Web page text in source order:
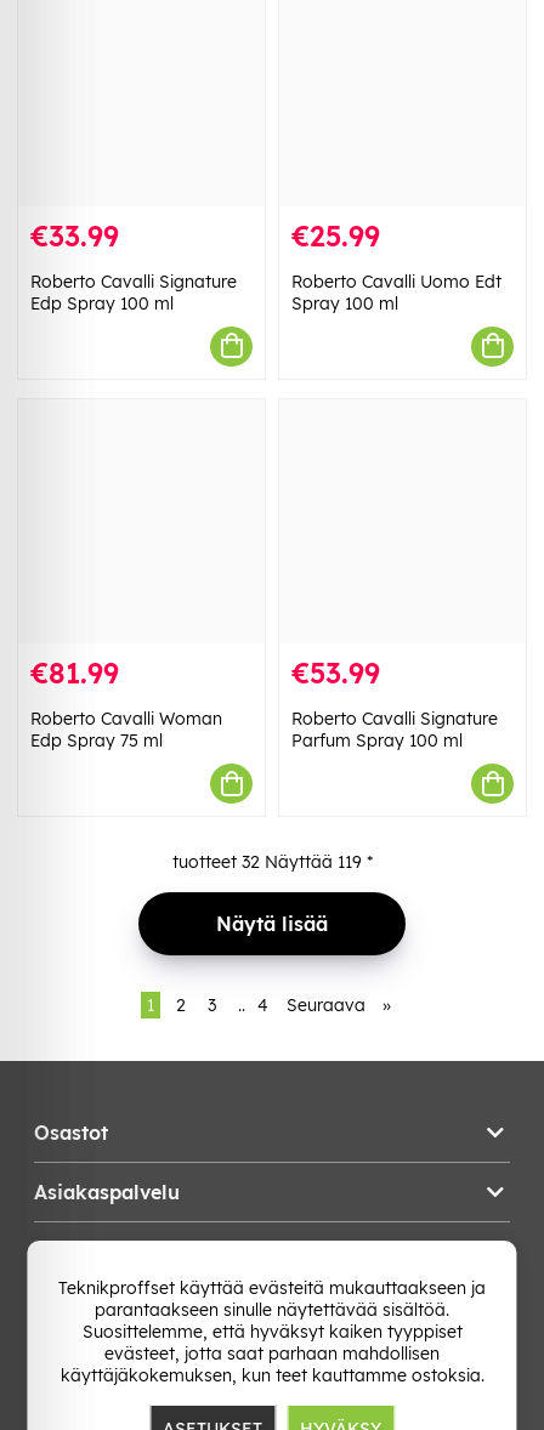
€33.99
Roberto Cavalli Signature
Edp Spray 100 ml
€25.99
Roberto Cavalli Uomo Edt
Spray 100 ml
€81.99
Roberto Cavalli Woman
Edp Spray 75 ml
€53.99
Roberto Cavalli Signature
Parfum Spray 100 ml
tuotteet 32Näyttää 119*
Näytä lisää
1 2 3 .. 4 Seuraava »
Osastot
Asiakaspalvelu
Vaihda Maa
Teknikproffset käyttää evästeitä mukauttaakseen ja
parantaakseen sinulle näytettävää sisältöä.
Suosittelemme, että hyväksyt kaiken tyyppiset
evästeet, jotta saat parhaan mahdollisen
käyttäjäkokemuksen, kun teet kauttamme ostoksia.